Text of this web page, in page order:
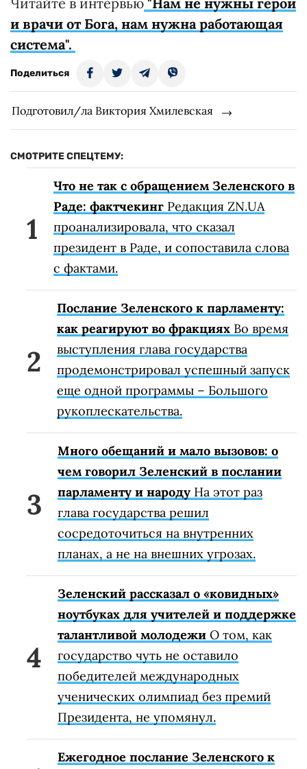
и врачи от Бога, нам нужна работающая
система".
Поделиться
Подготовил/ла Виктория Хмилевская
СМОТРИТЕ СПЕЦТЕМУ:
Что не так с обращением Зеленского в
Раде: фактчекинг Редакция ZN.UA
проанализировала, что сказал
президент в Раде, и сопоставила слова
с фактами.
Послание Зеленского к парламенту:
как реагируют во фракциях Во время
выступления глава государства
продемонстрировал успешный запуск
еще одной программы – Большого
рукоплескательства.
Много обещаний и мало вызовов: о
чем говорил Зеленский в послании
парламенту и народу На этот раз
глава государства решил
сосредоточиться на внутренних
планах, а не на внешних угрозах.
Зеленский рассказал о «ковидных»
ноутбуках для учителей и поддержке
талантливой молодежи О том, как
государство чуть не оставило
победителей международных
ученических олимпиад без премий
Президента, не упомянул.
Ежегодное послание Зеленского к